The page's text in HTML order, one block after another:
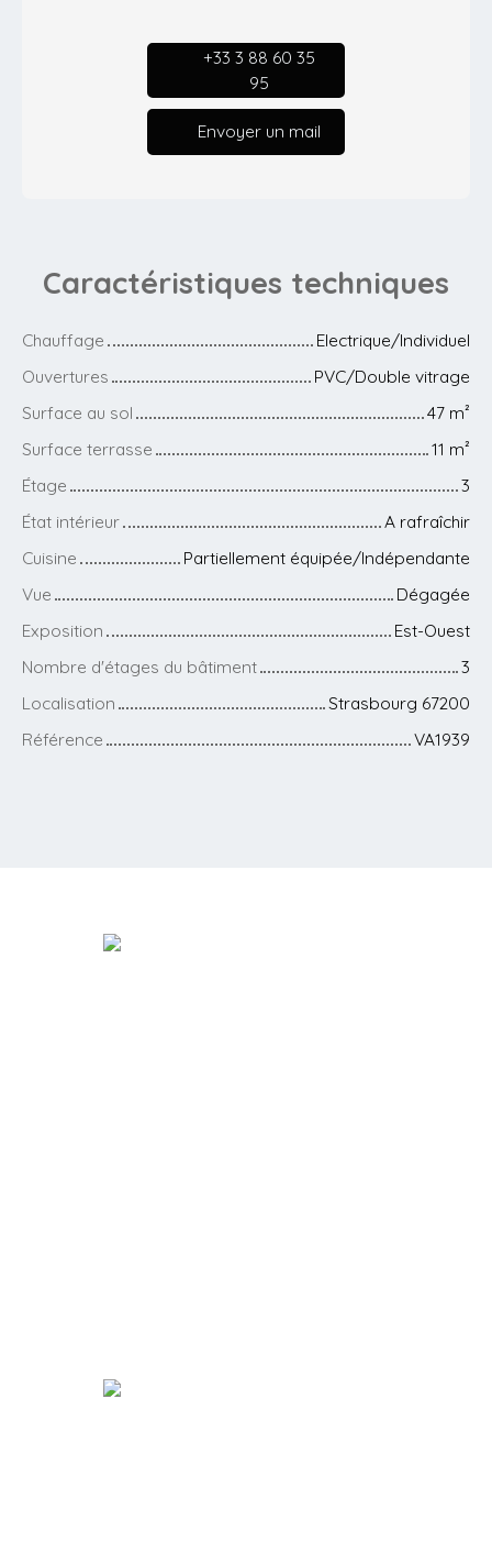
+33 3 88 60 35
95
Envoyer un mail
Caractéristiques techniques
Chauffage
Electrique/Individuel
Ouvertures
PVC/Double vitrage
Surface au sol
47 m²
Surface terrasse
11 m²
Étage
3
État intérieur
A rafraîchir
Cuisine
Partiellement équipée/Indépendante
Vue
Dégagée
Exposition
Est-Ouest
Nombre d'étages du bâtiment
3
Localisation
Strasbourg 67200
Référence
VA1939